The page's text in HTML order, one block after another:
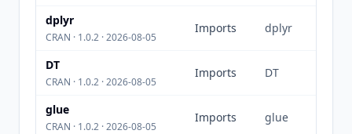
dplyr
CRAN · 1.0.2 · 2026-08-05
Imports dplyr
DT
CRAN · 1.0.2 · 2026-08-05
Imports DT
glue
CRAN · 1.0.2 · 2026-08-05
Imports glue